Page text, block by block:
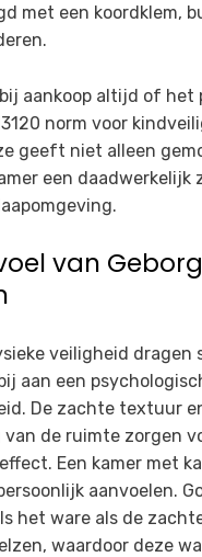
met een koordklem,
aankoop altijd of het
norm voor
geeft niet alleen
een daadwerkelijk
van
veiligheid dragen
aan een
De zachte textuur
de ruimte zorgen
Een kamer met
aanvoelen.
het ware als de
waardoor deze